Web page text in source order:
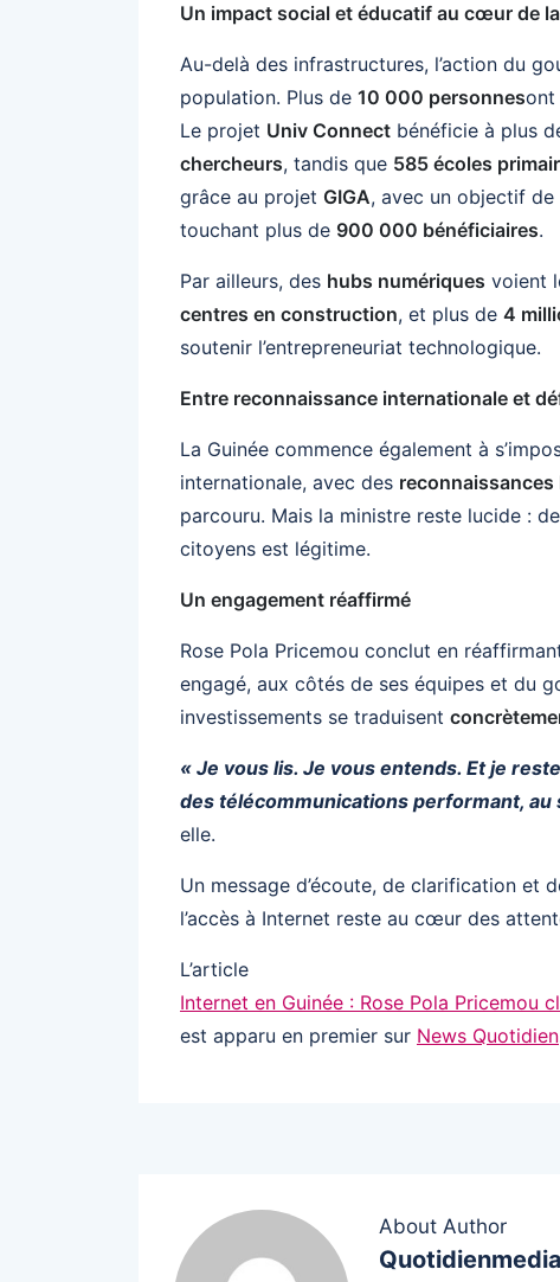
Un impact social et éducatif au cœur de
Au-delà des infrastructures, l’action du
population. Plus de 10 000 personnesont
Le projet Univ Connect bénéficie à plus
chercheurs, tandis que 585 écoles
grâce au projet GIGA, avec un objectif de
touchant plus de 900 000 bénéficiaires.
Par ailleurs, des hubs numériques voient
centres en construction, et plus de 4
soutenir l’entrepreneuriat technologique.
Entre reconnaissance internationale et
La Guinée commence également à
internationale, avec des
parcouru. Mais la ministre reste lucide :
citoyens est légitime.
Un engagement réaffirmé
Rose Pola Pricemou conclut en
engagé, aux côtés de ses équipes et du
investissements se traduisent
« Je vous lis. Je vous entends. Et je
des télécommunications performant, au
elle.
Un message d’écoute, de clarification et
l’accès à Internet reste au cœur des
L’article
Internet en Guinée : Rose Pola Pricemou
est apparu en premier sur News Quotidien
About Author